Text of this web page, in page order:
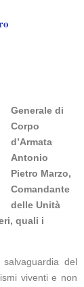
Generale di
Corpo
d’Armata
Antonio
Pietro Marzo,
Comandante
delle Unità
quali i
del
viventi e non